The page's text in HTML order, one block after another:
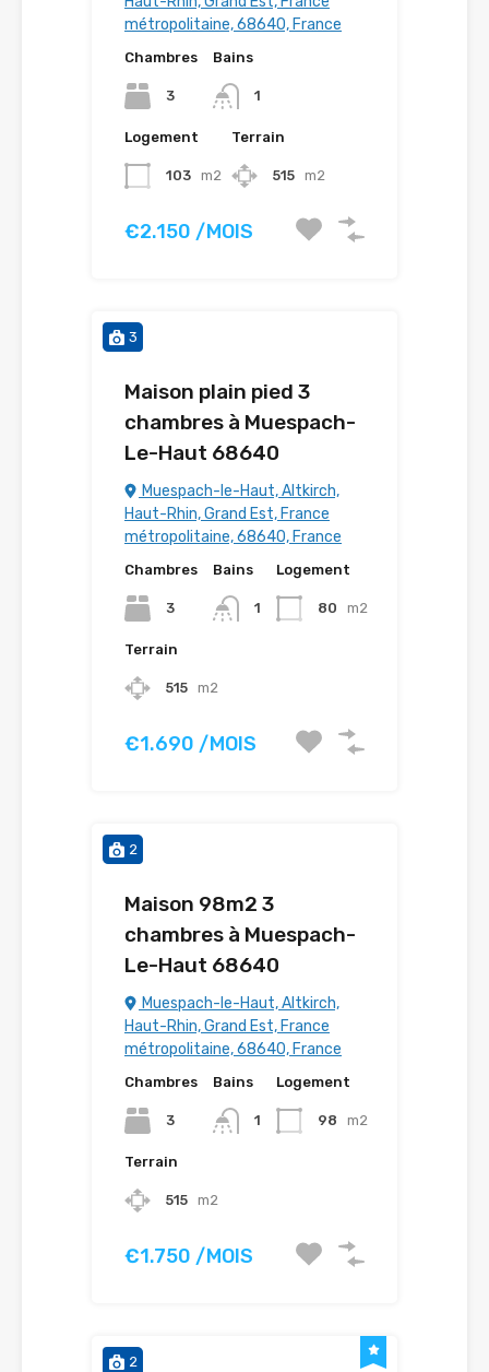
métropolitaine, 68640, France
Chambres
3
Bains
1
Logement
103 m2
Terrain
515 m2
€2.150 /MOIS
3
Maison plain pied 3
chambres à Muespach-
Le-Haut 68640
Muespach-le-Haut, Altkirch,
Haut-Rhin, Grand Est, France
métropolitaine, 68640, France
Chambres
3
Bains
1
Logement
80 m2
Terrain
515 m2
€1.690 /MOIS
2
Maison 98m2 3
chambres à Muespach-
Le-Haut 68640
Muespach-le-Haut, Altkirch,
Haut-Rhin, Grand Est, France
métropolitaine, 68640, France
Chambres
3
Bains
1
Logement
98 m2
Terrain
515 m2
€1.750 /MOIS
2